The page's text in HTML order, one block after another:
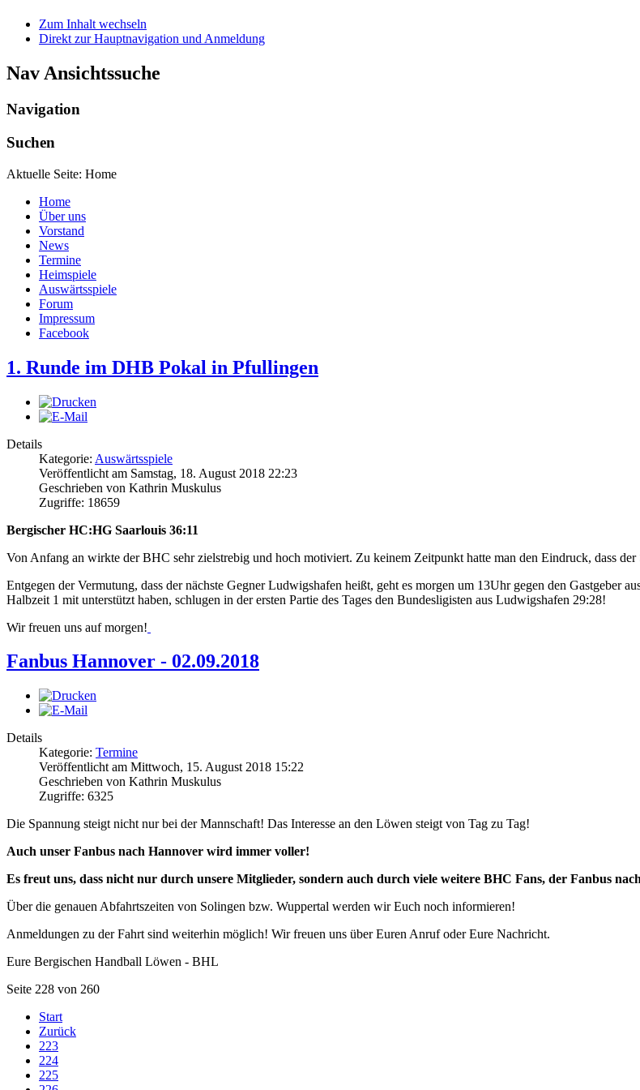
Zum Inhalt wechseln
Direkt zur Hauptnavigation und Anmeldung
Nav Ansichtssuche
Navigation
Suchen
Aktuelle Seite: Home
Home
Über uns
Vorstand
News
Termine
Heimspiele
Auswärtsspiele
Forum
Impressum
Facebook
1. Runde im DHB Pokal in Pfullingen
Details
Kategorie: Auswärtsspiele
Veröffentlicht am Samstag, 18. August 2018 22:23
Geschrieben von Kathrin Muskulus
Zugriffe: 18659
Bergischer HC:HG Saarlouis 36:11
Von Anfang an wirkte der BHC sehr zielstrebig und hoch motiviert. Zu keinem Zeitpunkt hatte man den Eindruck, dass
Entgegen der Vermutung, dass der nächste Gegner Ludwigshafen heißt, geht es morgen um 13Uhr gegen den Gastgeber
Halbzeit 1 mit unterstützt haben, schlugen in der ersten Partie des Tages den Bundesligisten aus Ludwigshafen 29:28!
Wir freuen uns auf morgen!
Fanbus Hannover - 02.09.2018
Details
Kategorie: Termine
Veröffentlicht am Mittwoch, 15. August 2018 15:22
Geschrieben von Kathrin Muskulus
Zugriffe: 6325
Die Spannung steigt nicht nur bei der Mannschaft! Das Interesse an den Löwen steigt von Tag zu Tag!
Auch unser Fanbus nach Hannover wird immer voller!
Es freut uns, dass nicht nur durch unsere Mitglieder, sondern auch durch viele weitere BHC Fans, der Fanbus
Über die genauen Abfahrtszeiten von Solingen bzw. Wuppertal werden wir Euch noch informieren!
Anmeldungen zu der Fahrt sind weiterhin möglich! Wir freuen uns über Euren Anruf oder Eure Nachricht.
Eure Bergischen Handball Löwen - BHL
Seite 228 von 260
Start
Zurück
223
224
225